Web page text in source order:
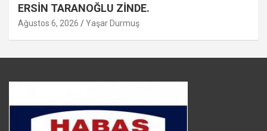
ERSİN TARANOĞLU ZİNDE.
Ağustos 6, 2026 Yaşar Durmuş